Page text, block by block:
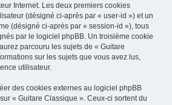
Internet. Les deux premiers cookies
(désigné ci-après par « user-id ») et un
(désigné ci-après par « session-id »), tous
par le logiciel phpBB. Un troisième cookie
parcouru les sujets de « Guitare
sur les sujets que vous avez lus,
utilisateur.
des cookies externes au logiciel phpBB
« Guitare Classique ». Ceux-ci sortent du